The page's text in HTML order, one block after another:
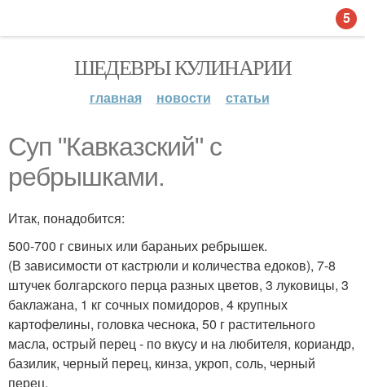
ШЕДЕВРЫ КУЛИНАРИИ
главная новости статьи
Суп "Кавказский" с
ребрышками.
Итак, понадобится:
500-700 г свиных или бараньих ребрышек.
(В зависимости от кастрюли и количества едоков), 7-8
штучек болгарского перца разных цветов, 3 луковицы, 3
баклажана, 1 кг сочных помидоров, 4 крупных
картофелины, головка чеснока, 50 г растительного
масла, острый перец - по вкусу и на любителя, кориандр,
базилик, черный перец, кинза, укроп, соль, черный
перец.
5